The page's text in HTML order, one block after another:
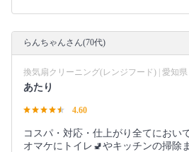
らんちゃんさん(70代)
換気扇クリーニング(レンジフード) | 愛知県
あたり
4.60
コスパ・対応・仕上がり全てにおい
オマケにトイレ🚽やキッチンの掃除